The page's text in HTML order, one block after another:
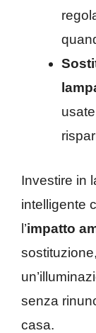
Investire in
intelligente
l’impatto
senza
casa.